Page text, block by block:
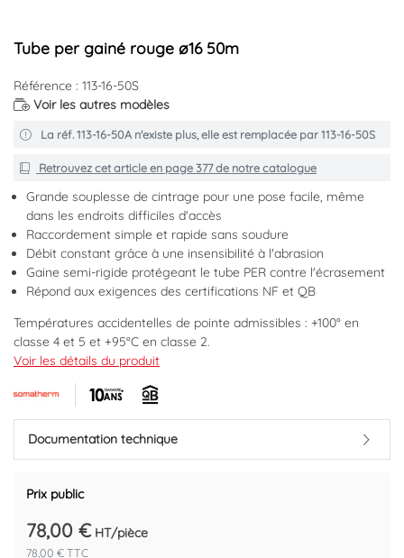
Tube per gainé rouge ø16 50m
Référence : 113-16-50S
Voir les autres modèles
La réf. 113-16-50A n'existe plus, elle est remplacée par 113-16-50S
Retrouvez cet article en page 377de notre catalogue
Grande souplesse de cintrage pour une pose facile, même
dans les endroits difficiles d'accès
Raccordement simple et rapide sans soudure
Débit constant grâce à une insensibilité à l'abrasion
Gaine semi-rigide protégeant le tube PER contre l'écrasement
Répond aux exigences des certifications NF et QB
Températures accidentelles de pointe admissibles : +100° en
classe 4 et 5 et +95°C en classe 2.
Distribution sanitaire eau froide : 20°C ou 10 bars, classe 2.
Distribution sanitaire eau chaude : 70°C ou 6 bars, classe 2.
Chauffage par le sol: 60°C ou 6 bars, classe 4.
Chauffage par radiateur: 80°C ou 6 bars, classe 5.
Distribution d'eau glacée : mini 5°C, 10 bars.
Code EAN : 3540730230164
Voir les détails du produit
Documentation technique
Prix public
78,00 € HT/pièce
78,00 € TTC